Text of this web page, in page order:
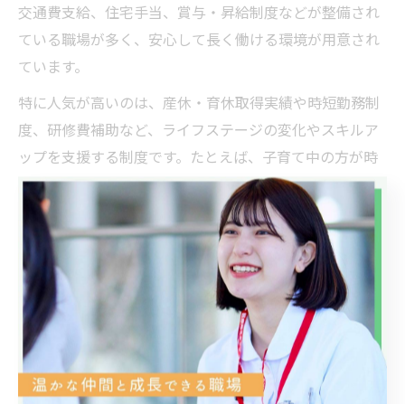
交通費支給、住宅手当、賞与・昇給制度などが整備され
ている職場が多く、安心して長く働ける環境が用意され
ています。
特に人気が高いのは、産休・育休取得実績や時短勤務制
度、研修費補助など、ライフステージの変化やスキルア
ップを支援する制度です。たとえば、子育て中の方が時
短勤務からフルタイムに移行した事例や、研修参加を通
じて専門性を高めるケースも多く見られます。福利厚生
の充実度は、職場選びの際の大きな判断材料となりま
す。
ただし、制度があっても実際の運用状況や取得のしやす
さには差があるため、面接や説明会で具体的な実績や利
用者の声を確認することが重要です。自分に必要なサポ
ートがしっかり受けられるか、実態までしっかりチェッ